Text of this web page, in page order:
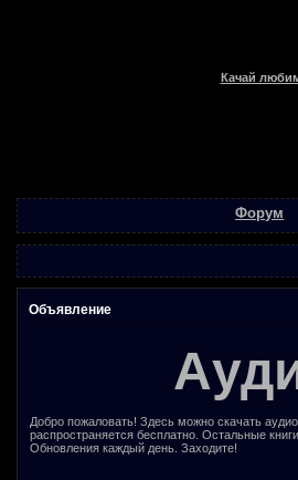
Качай
Форум
Объявление
Добро пожаловать! Здесь можно скачать
распространяется бесплатно. Остальные
Обновления каждый день. Заходите!